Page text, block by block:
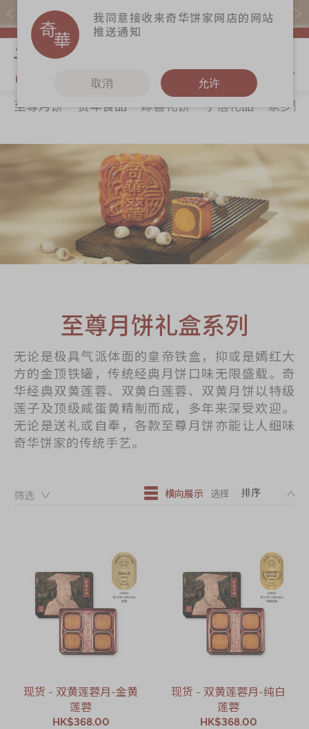
易赏钱会员凭推广码购买现货产品可赚易赏钱($5=1分)
关于奇华
最新推广
分店网络
商务销售
嫁喜须知
奇华网志
奇华饼食
贺年食品
嫁喜礼饼
手信礼品
家乡饼食
时令食品
迪士尼系列
奇华LINE
FRIENDS礼盒
所有产品
产品价目表
更多
奇华工作坊
奇华茶室
联络奇华
加入奇华
EN 繁體
至尊月饼 贺年食品 嫁喜礼饼 手信礼品
家乡饼
至尊月饼礼盒系列
无论是极具气派体面的皇帝铁盒，抑或是嫣红大
方的金顶铁罐，传统经典月饼口味无限盛载。奇
华经典双黄莲蓉、双黄白莲蓉、双黄月饼以特级
莲子及顶级咸蛋黄精制而成，多年来深受欢迎。
无论是送礼或自奉，各款至尊月饼亦能让人细味
奇华饼家的传统手艺。
筛选： 横向展示 选择 :
现货 - 双黄莲蓉月-金黄
莲蓉
HK$368.00
现货 - 双黄莲蓉月-纯白
莲蓉
HK$368.00
我同意接收来奇华饼家网店的网站
推送通知
取消 允许